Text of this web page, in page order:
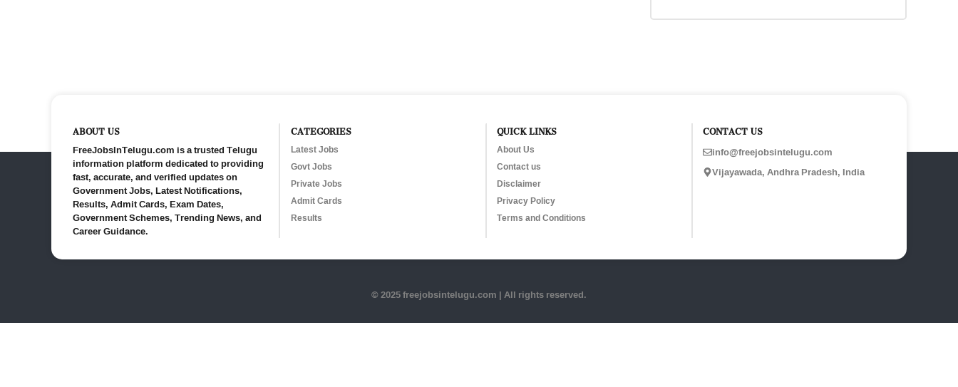
ABOUT US
FreeJobsInTelugu.com is a trusted Telugu
information platform dedicated to providing
fast, accurate, and verified updates on
Government Jobs, Latest Notifications,
Results, Admit Cards, Exam Dates,
Government Schemes, Trending News, and
Career Guidance.
CATEGORIES
Latest Jobs
Govt Jobs
Private Jobs
Admit Cards
Results
QUICK LINKS
About Us
Contact us
Disclaimer
Privacy Policy
Terms and Conditions
CONTACT US
info@freejobsintelugu.com
Vijayawada, Andhra Pradesh, India
© 2025 freejobsintelugu.com | All rights reserved.